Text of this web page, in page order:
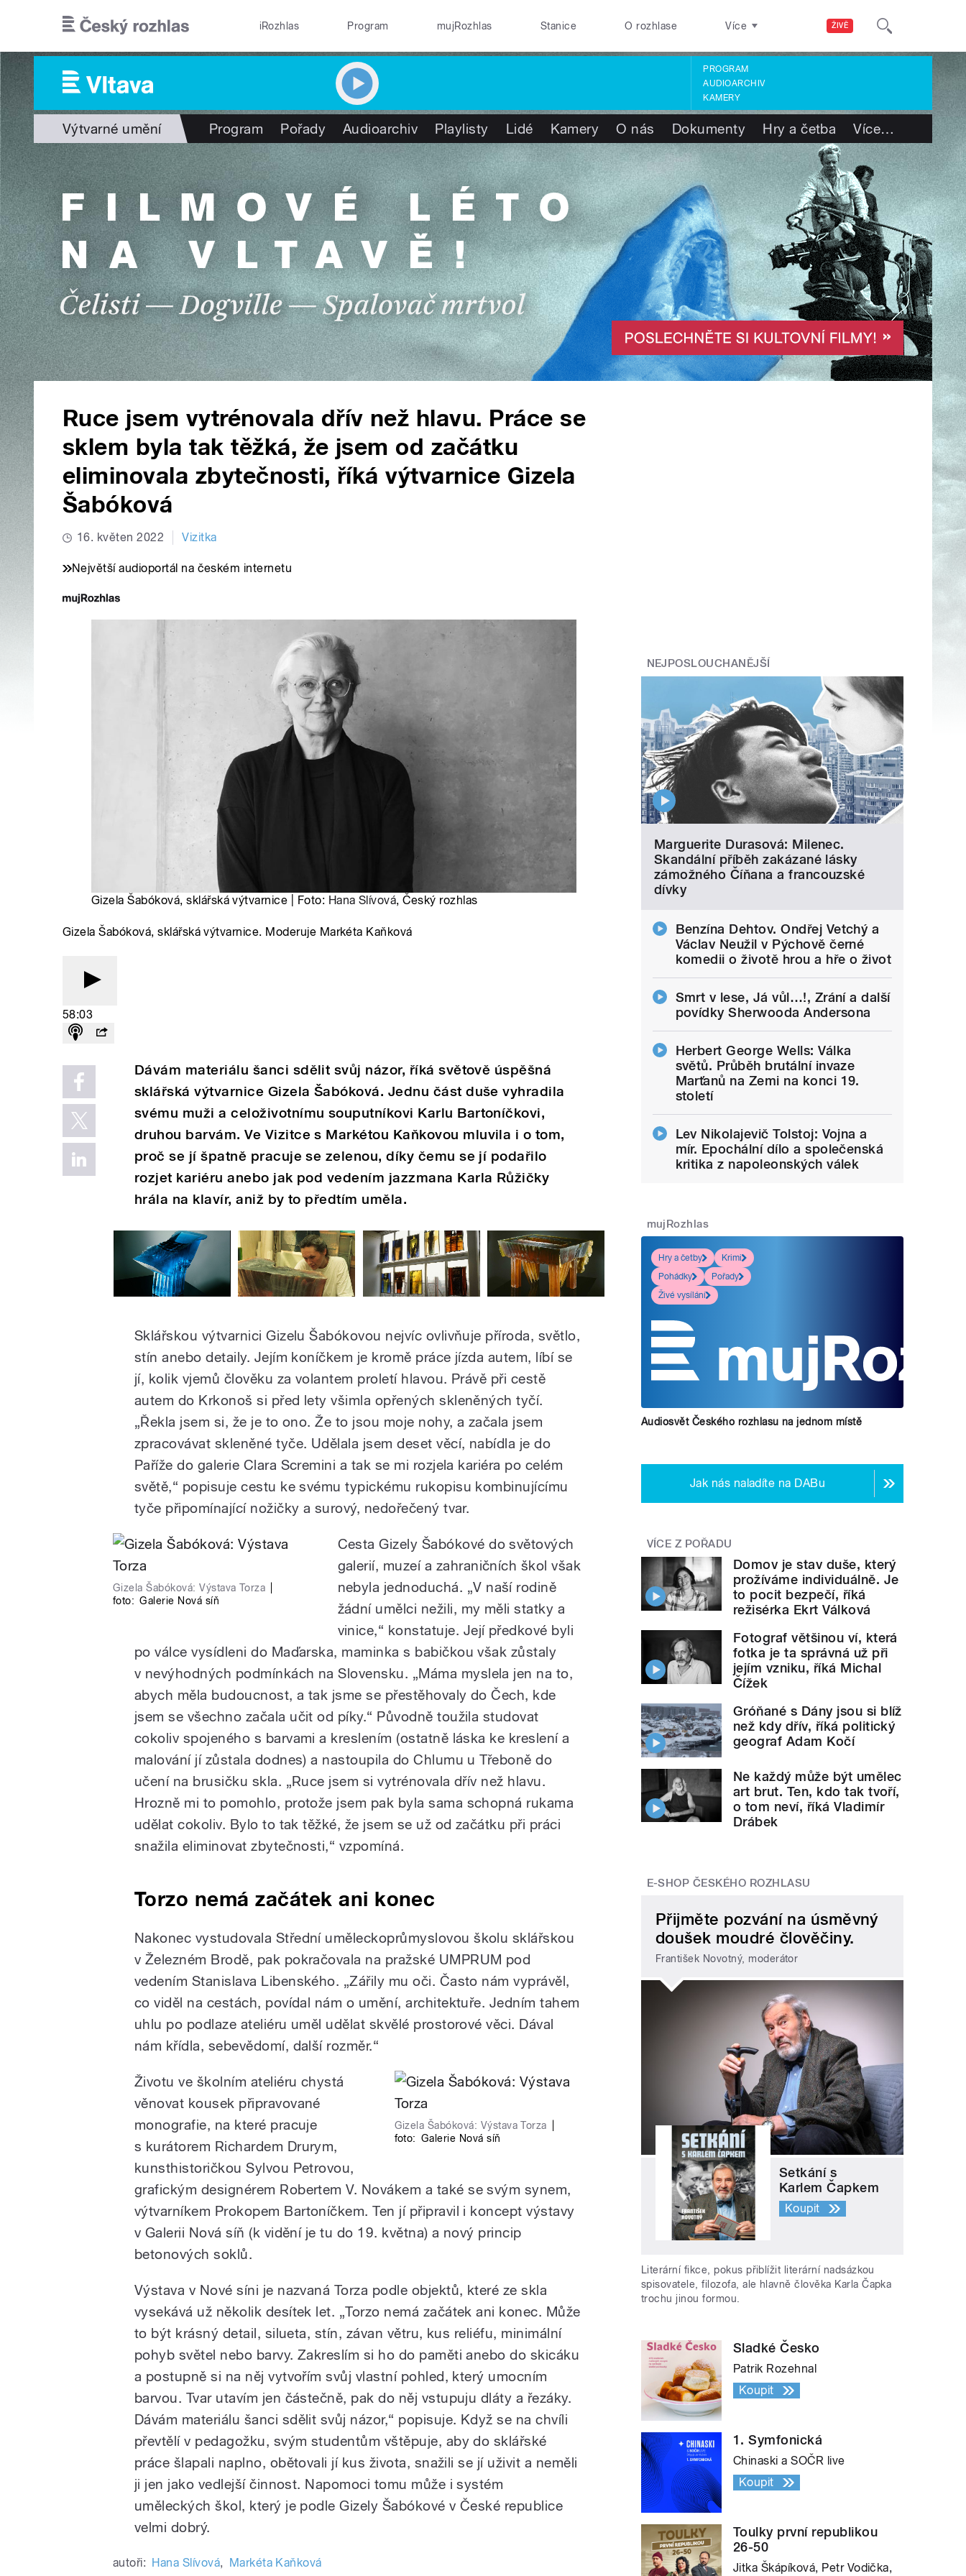
ŽIVĚ
iRozhlas Program mujRozhlas Stanice O rozhlase Více
PROGRAM
AUDIOARCHIV
KAMERY
Výtvarné umění Program Pořady Audioarchiv Playlisty Lidé Kamery O nás Dokumenty Hry a četba Více…
Ruce jsem vytrénovala dřív než hlavu. Práce se
sklem byla tak těžká, že jsem od začátku
eliminovala zbytečnosti, říká výtvarnice Gizela
Šabóková
16. květen 2022 Vizitka
Největší audioportál na českém internetu
Gizela Šabóková, sklářská výtvarnice | Foto: Hana Slívová, Český rozhlas
Gizela Šabóková, sklářská výtvarnice. Moderuje Markéta Kaňková
58:03
Dávám materiálu šanci sdělit svůj názor, říká světově úspěšná
sklářská výtvarnice Gizela Šabóková. Jednu část duše vyhradila
svému muži a celoživotnímu souputníkovi Karlu Bartoníčkovi,
druhou barvám. Ve Vizitce s Markétou Kaňkovou mluvila i o tom,
proč se jí špatně pracuje se zelenou, díky čemu se jí podařilo
rozjet kariéru anebo jak pod vedením jazzmana Karla Růžičky
hrála na klavír, aniž by to předtím uměla.
Sklářskou výtvarnici Gizelu Šabókovou nejvíc ovlivňuje příroda, světlo,
stín anebo detaily. Jejím koníčkem je kromě práce jízda autem, líbí se
jí, kolik vjemů člověku za volantem proletí hlavou. Právě při cestě
autem do Krkonoš si před lety všimla opřených skleněných tyčí.
„Řekla jsem si, že je to ono. Že to jsou moje nohy, a začala jsem
zpracovávat skleněné tyče. Udělala jsem deset věcí, nabídla je do
Paříže do galerie Clara Scremini a tak se mi rozjela kariéra po celém
světě,“ popisuje cestu ke svému typickému rukopisu kombinujícímu
tyče připomínající nožičky a surový, nedořečený tvar.
Gizela Šabóková: Výstava Torza
foto: Galerie Nová síň
Cesta Gizely Šabókové do světových
galerií, muzeí a zahraničních škol však
nebyla jednoduchá. „V naší rodině
žádní umělci nežili, my měli statky a
vinice,“ konstatuje. Její předkové byli
po válce vysídleni do Maďarska, maminka s babičkou však zůstaly
v nevýhodných podmínkách na Slovensku. „Máma myslela jen na to,
abych měla budoucnost, a tak jsme se přestěhovaly do Čech, kde
jsem se všechno začala učit od píky.“ Původně toužila studovat
cokoliv spojeného s barvami a kreslením (ostatně láska ke kreslení a
malování jí zůstala dodnes) a nastoupila do Chlumu u Třeboně do
učení na brusičku skla. „Ruce jsem si vytrénovala dřív než hlavu.
Hrozně mi to pomohlo, protože jsem pak byla sama schopná rukama
udělat cokoliv. Bylo to tak těžké, že jsem se už od začátku při práci
snažila eliminovat zbytečnosti,“ vzpomíná.
Torzo nemá začátek ani konec
Nakonec vystudovala Střední uměleckoprůmyslovou školu sklářskou
v Železném Brodě, pak pokračovala na pražské UMPRUM pod
vedením Stanislava Libenského. „Zářily mu oči. Často nám vyprávěl,
co viděl na cestách, povídal nám o umění, architektuře. Jedním tahem
uhlu po podlaze ateliéru uměl udělat skvělé prostorové věci. Dával
nám křídla, sebevědomí, další rozměr.“
Gizela Šabóková: Výstava Torza
foto: Galerie Nová síň
Životu ve školním ateliéru chystá
věnovat kousek připravované
monografie, na které pracuje
s kurátorem Richardem Drurym,
kunsthistoričkou Sylvou Petrovou,
grafickým designérem Robertem V. Novákem a také se svým synem,
výtvarníkem Prokopem Bartoníčkem. Ten jí připravil i koncept výstavy
v Galerii Nová síň (k vidění je tu do 19. května) a nový princip
betonových soklů.
Výstava v Nové síni je nazvaná Torza podle objektů, které ze skla
vysekává už několik desítek let. „Torzo nemá začátek ani konec. Může
to být krásný detail, silueta, stín, závan větru, kus reliéfu, minimální
pohyb světel nebo barvy. Zakreslím si ho do paměti anebo do skicáku
a postupně si na něj vytvořím svůj vlastní pohled, který umocním
barvou. Tvar utavím jen částečně, pak do něj vstupuju dláty a řezáky.
Dávám materiálu šanci sdělit svůj názor,“ popisuje. Když se na chvíli
převtělí v pedagožku, svým studentům vštěpuje, aby do sklářské
práce šlapali naplno, obětovali jí kus života, snažili se jí uživit a neměli
ji jen jako vedlejší činnost. Napomoci tomu může i systém
uměleckých škol, který je podle Gizely Šabókové v České republice
velmi dobrý.
autoři: Hana Slívová, Markéta Kaňková
NEJPOSLOUCHANĚJŠÍ
Marguerite Durasová: Milenec.
Skandální příběh zakázané lásky
zámožného Číňana a francouzské
dívky
Benzína Dehtov. Ondřej Vetchý a
Václav Neužil v Pýchově černé
komedii o životě hrou a hře o život
Smrt v lese, Já vůl…!, Zrání a další
povídky Sherwooda Andersona
Herbert George Wells: Válka
světů. Průběh brutální invaze
Marťanů na Zemi na konci 19.
století
Lev Nikolajevič Tolstoj: Vojna a
mír. Epochální dílo a společenská
kritika z napoleonských válek
mujRozhlas
Hry a četby
Krimi
Pohádky
Pořady
Živé vysílání
Audiosvět Českého rozhlasu na jednom místě
Jak nás naladíte na DABu
VÍCE Z POŘADU
Domov je stav duše, který
prožíváme individuálně. Je
to pocit bezpečí, říká
režisérka Ekrt Válková
Fotograf většinou ví, která
fotka je ta správná už při
jejím vzniku, říká Michal
Čížek
Gróňané s Dány jsou si blíž
než kdy dřív, říká politický
geograf Adam Kočí
Ne každý může být umělec
art brut. Ten, kdo tak tvoří,
o tom neví, říká Vladimír
Drábek
E-SHOP ČESKÉHO ROZHLASU
Přijměte pozvání na úsměvný
doušek moudré člověčiny.
František Novotný, moderátor
Setkání s
Karlem Čapkem
Koupit
Literární fikce, pokus přiblížit literární nadsázkou
spisovatele, filozofa, ale hlavně člověka Karla Čapka
trochu jinou formou.
Sladké Česko
Patrik Rozehnal
Koupit
1. Symfonická
Chinaski a SOČR live
Koupit
Toulky první republikou
26-50
Jitka Škápíková, Petr Vodička,